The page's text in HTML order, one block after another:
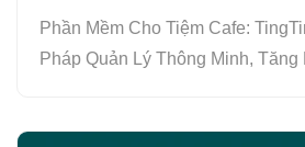
Phần Mềm Cho Tiệm Cafe:
Pháp Quản Lý Thông Minh,